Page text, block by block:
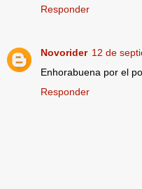
Responder
Novorider 12 de
Enhorabuena por el
Responder